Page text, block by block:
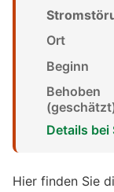
Ort
Beginn
Behoben
Details bei
Hier finden Sie